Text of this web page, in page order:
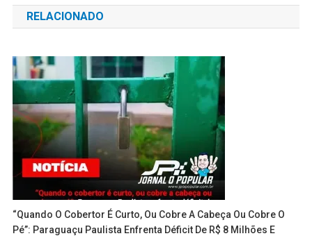
Post
RELACIONADO
“Quando O Cobertor É Curto, Ou Cobre A Cabeça Ou Cobre O
Pé”: Paraguaçu Paulista Enfrenta Déficit De R$ 8 Milhões E